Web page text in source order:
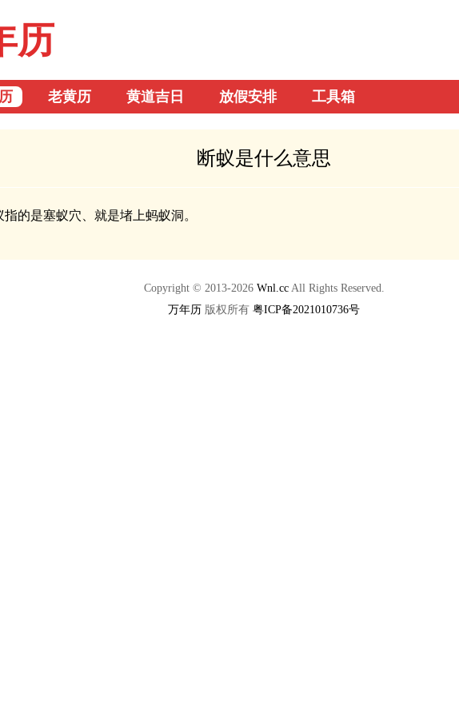
历
老黄历 黄道吉日 放假安排 工具箱
断蚁是什么意思
指的是塞蚁穴、就是堵上蚂蚁洞。
Copyright © 2013-2026 Wnl.ccAll Rights Reserved.
万年历 版权所有 粤ICP备2021010736号